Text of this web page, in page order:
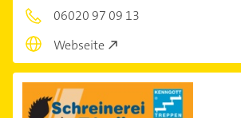
06020 97 09 13
Webseite